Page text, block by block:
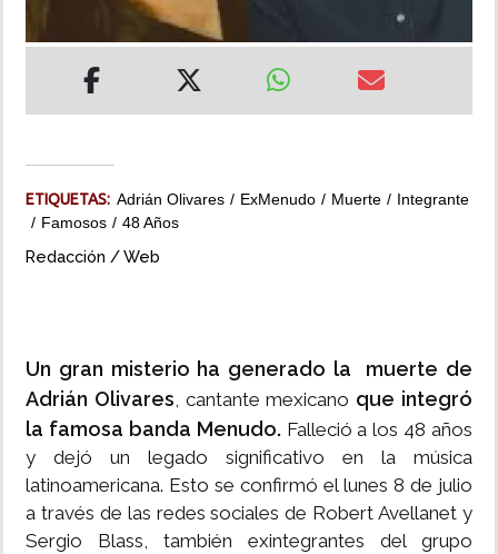
ETIQUETAS: Adrián Olivares ExMenudo Muerte
Integrante
Famosos
48 Años
Redacción / Web
Un gran misterio ha generado la muerte de
Adrián Olivares, cantante mexicano que integró
la famosa banda Menudo. Falleció a los 48 años
y dejó un legado significativo en la música
latinoamericana. Esto se confirmó el lunes 8 de julio
a través de las redes sociales de Robert Avellanet y
Sergio Blass, también exintegrantes del grupo